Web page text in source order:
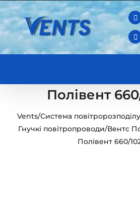
Skip
to
content
Полівент
Vents/Система повітророзподілу
Гнучкі повітропроводи/Вентс
Полівент 660/